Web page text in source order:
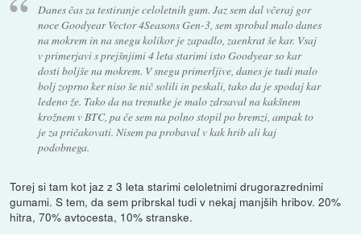
Danes čas za testiranje celoletnih gum. Jaz sem dal včeraj gor
noce Goodyear Vector 4Seasons Gen-3, sem sprobal malo danes
na mokrem in na snegu kolikor je zapadlo, zaenkrat še kar. Vsaj
v primerjavi s prejšnjimi 4 leta starimi isto Goodyear so kar
dosti boljše na mokrem. V snegu primerljive, danes je tudi malo
bolj zoprno ker niso še nič solili in peskali, tako da je spodaj kar
ledeno že. Tako da na trenutke je malo zdrsaval na kakšnem
krožnem v BTC, pa če sem na polno stopil po bremzi, ampak to
je za pričakovati. Nisem pa probaval v kak hrib ali kaj
podobnega.
Torej si tam kot jaz z 3 leta starimi celoletnimi drugorazrednimi
gumami. S tem, da sem pribrskal tudi v nekaj manjših hribov. 20%
hitra, 70% avtocesta, 10% stranske.